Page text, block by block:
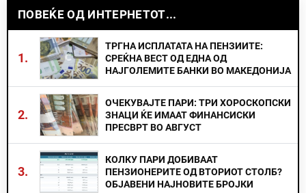
ПОВЕЌЕ ОД ИНТЕРНЕТОТ...
1.
ТРГНА ИСПЛАТАТА НА ПЕНЗИИТЕ:
СРЕЌНА ВЕСТ ОД ЕДНА ОД
НАЈГОЛЕМИТЕ БАНКИ ВО МАКЕДОНИЈА
2.
ОЧЕКУВАЈТЕ ПАРИ: ТРИ ХОРОСКОПСКИ
ЗНАЦИ ЌЕ ИМААТ ФИНАНСИСКИ
ПРЕСВРТ ВО АВГУСТ
3.
КОЛКУ ПАРИ ДОБИВААТ
ПЕНЗИОНЕРИТЕ ОД ВТОРИОТ СТОЛБ?
ОБЈАВЕНИ НАЈНОВИТЕ БРОЈКИ